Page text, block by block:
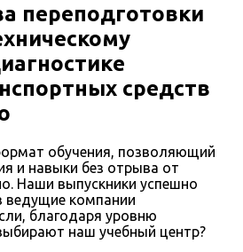
переподготовки
средств
обучения, позволяющий
и навыки без отрыва от
Наши выпускники успешно
ведущие компании
благодаря уровню
наш учебный центр?